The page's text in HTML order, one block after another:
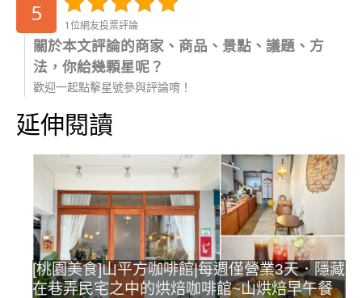
5 1位網友投票評論
關於本文評論的商家、商品、景點、議題、方
法，你給幾顆星呢？
歡迎一起點擊星號參與評論唷！
延伸閱讀
[桃園美食]山平方咖啡館|每週僅營業3天．隱藏
在巷弄民宅之中的烘焙咖啡館~山烘焙早午餐